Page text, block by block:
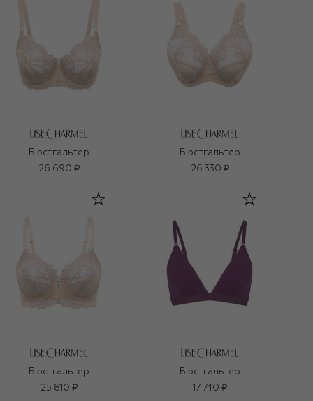
Бюстгальтер
26 690 ₽
Бюстгальтер
26 330 ₽
Бюстгальтер
25 810 ₽
Бюстгальтер
17 740 ₽